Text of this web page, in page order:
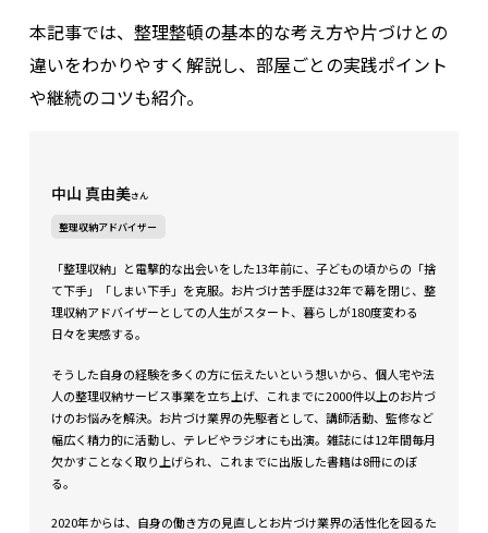
本記事では、整理整頓の基本的な考え方や片づけとの
違いをわかりやすく解説し、部屋ごとの実践ポイント
や継続のコツも紹介。
中山 真由美さん
整理収納アドバイザー
「整理収納」と電撃的な出会いをした13年前に、子どもの頃からの「捨
て下手」「しまい下手」を克服。お片づけ苦手歴は32年で幕を閉じ、整
理収納アドバイザーとしての人生がスタート、暮らしが180度変わる
日々を実感する。
そうした自身の経験を多くの方に伝えたいという想いから、個人宅や法
人の整理収納サービス事業を立ち上げ、これまでに2000件以上のお片づ
けのお悩みを解決。お片づけ業界の先駆者として、講師活動、監修など
幅広く精力的に活動し、テレビやラジオにも出演。雑誌には12年間毎月
欠かすことなく取り上げられ、これまでに出版した書籍は8冊にのぼ
る。
2020年からは、自身の働き方の見直しとお片づけ業界の活性化を図るた